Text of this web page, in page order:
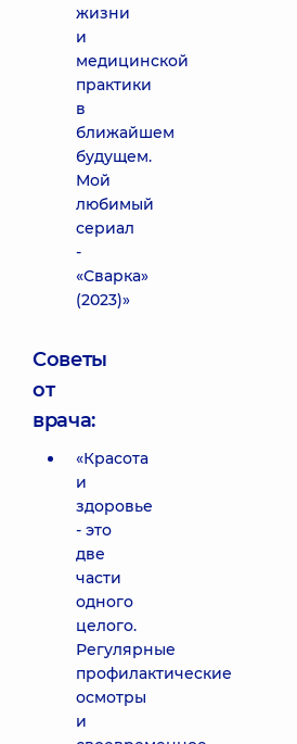
жизни
и
медицинской
практики
в
ближайшем
будущем.
Мой
любимый
сериал
-
«Сварка»
(2023)»
Советы
от
врача:
«Красота
и
здоровье
- это
две
части
одного
целого.
Регулярные
профилактические
осмотры
и